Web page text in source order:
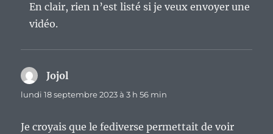
En clair, rien n’est listé si je veux envoyer une
vidéo.
Jojol
lundi 18 septembre 2023 à 3 h 56 min
Je croyais que le fediverse permettait de voir